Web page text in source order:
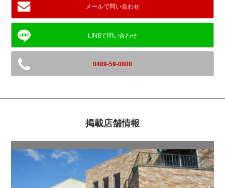
メールで問い合わせ
0489-59-0800
掲載店舗情報